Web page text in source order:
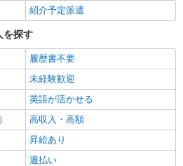
詳細を見る
紹介予定派遣
を探す
履歴書不要
未経験歓迎
英語が活かせる
高収入・高額
昇給あり
週払い